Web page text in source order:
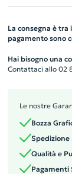
La consegna è tra
pagamento sono
Hai bisogno una
Contattaci allo 02
Le nostre
Bozza
Qualità e
Pagamenti